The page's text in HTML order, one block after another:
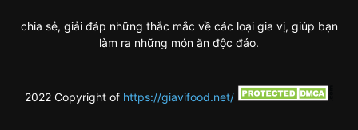
chia sẻ, giải đáp những thắc mắc về các loại gia vị, giúp bạn
làm ra những món ăn độc đáo.
2022 Copyright of https://giavifood.net/